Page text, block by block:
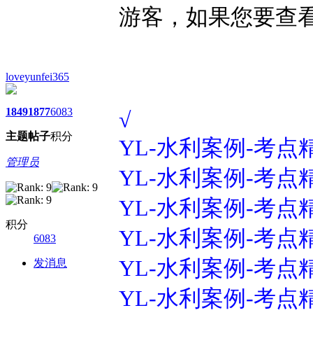
loveyunfei365
1849
主题
1877
帖子
6083
积分
管理员
积分
6083
发消息
游客，如果您要查
√
YL-水利案例-考点
YL-水利案例-考点
YL-水利案例-考点
YL-水利案例-考点
YL-水利案例-考点
YL-水利案例-考点